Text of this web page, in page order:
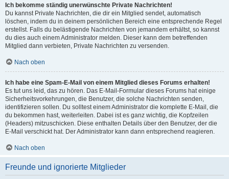
Ich bekomme ständig unerwünschte Private Nachrichten!
Du kannst Private Nachrichten, die dir ein Mitglied sendet, automatisch
löschen, indem du in deinem persönlichen Bereich eine entsprechende Regel
erstellst. Falls du belästigende Nachrichten von jemandem erhältst, so kannst
du dies auch einem Administrator melden. Dieser kann dem betreffenden
Mitglied dann verbieten, Private Nachrichten zu versenden.
Nach oben
Ich habe eine Spam-E-Mail von einem Mitglied dieses Forums erhalten!
Es tut uns leid, das zu hören. Das E-Mail-Formular dieses Forums hat einige
Sicherheitsvorkehrungen, die Benutzer, die solche Nachrichten senden,
identifizieren sollen. Du solltest einem Administrator die komplette E-Mail, die
du bekommen hast, weiterleiten. Dabei ist es ganz wichtig, die Kopfzeilen
(Headers) mitzuschicken. Diese enthalten Details über den Benutzer, der die
E-Mail verschickt hat. Der Administrator kann dann entsprechend reagieren.
Nach oben
Freunde und ignorierte Mitglieder